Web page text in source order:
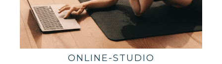
ONLINE-STUDIO